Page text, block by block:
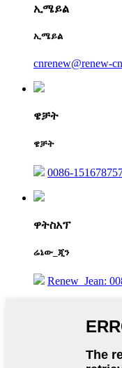
ኢሜይል
ኢሜይል
cnrenew@renew-
ዌቻት
ዌቻት
0086-
ዋትስአፕ
ሬኔው_ጂን
Renew_Jean: